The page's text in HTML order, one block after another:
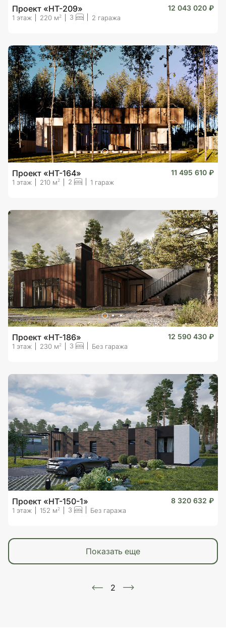
Проект «HT-209» 12 043 020 ₽
1 этаж 220 м 2 3 2 гаража
Проект «HT-164» 11 495 610 ₽
1 этаж 210 м2 2 1 гараж
Проект «HT-186» 12 590 430 ₽
1 этаж 230 м 2 3 Без гаража
Проект «HT-150-1» 8 320 632 ₽
1 этаж 152 м2 3 Без гаража
показать еще
2